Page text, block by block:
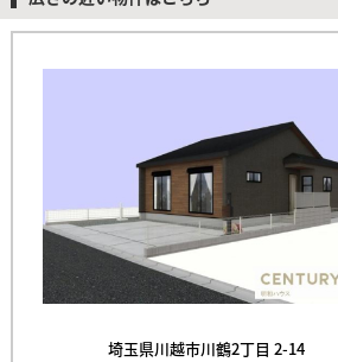
埼玉県川越市川鶴2丁目 2-14